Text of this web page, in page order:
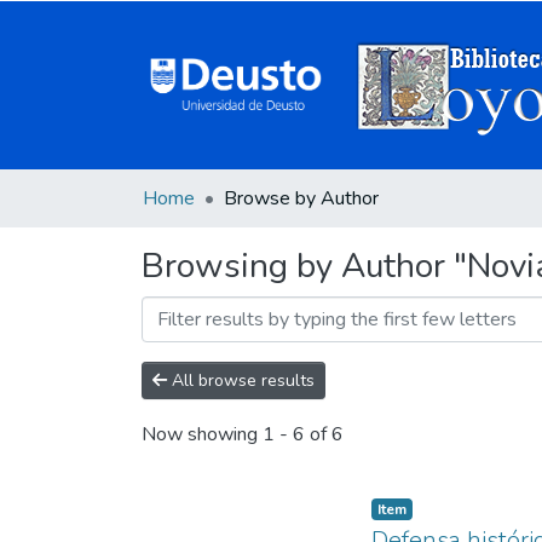
Home Browse by Author
Browsing by Author
All browse results
Now showing 1 - 6 of 6
Item